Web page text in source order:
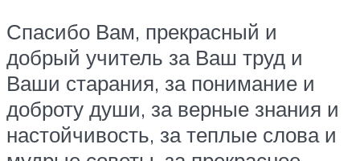
Спасибо Вам, прекрасный и
добрый учитель за Ваш труд и
Ваши старания, за понимание и
доброту души, за верные знания и
настойчивость, за теплые слова и